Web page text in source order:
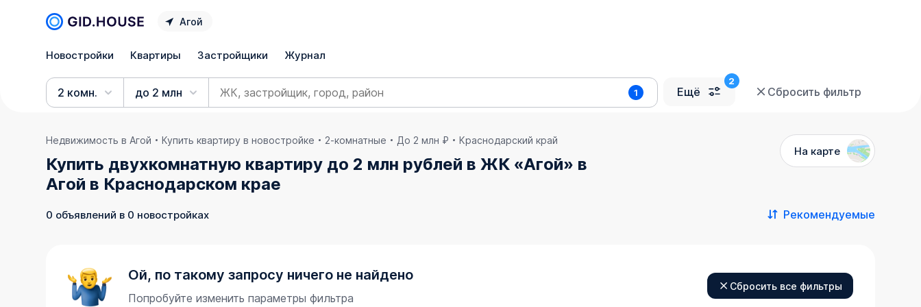
Агой
Новостройки Квартиры Застройщики Журнал
2 комн. до 2 млн 1 Ещё Сбросить фильтр
Недвижимость в Агой Купить квартиру в новостройке 2-комнатные До 2 млн ₽ Краснодарский край
Купить двухкомнатную квартиру до 2 млн рублей в ЖК «Агой» в
Агой в Краснодарском крае
На карте
0 объявлений в 0 новостройках Рекомендуемые
Ой, по такому запросу ничего не найдено
Попробуйте изменить параметры фильтра
Сбросить все фильтры